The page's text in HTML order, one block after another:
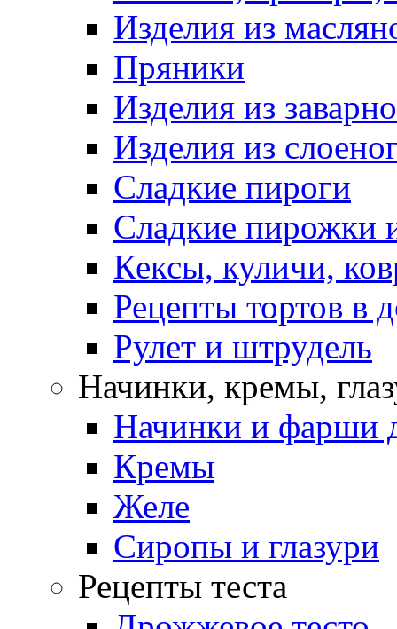
Изделия из
Пряники
Изделия из
Изделия из
Сладкие пироги
Сладкие пирожки
Кексы, куличи,
Рецепты тортов в
Рулет и штрудель
Начинки, кремы,
Начинки и фарши
Кремы
Желе
Сиропы и глазури
Рецепты теста